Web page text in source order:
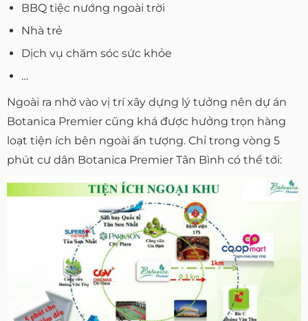
BBQ tiệc nướng ngoài trời
Nhà trẻ
Dịch vụ chăm sóc sức khỏe
…
Ngoài ra nhờ vào vị trí xây dựng lý tưởng nên dự án
Botanica Premier cũng khá được hưởng trọn hàng
loạt tiện ích bên ngoài ấn tượng. Chỉ trong vòng 5
phút cư dân Botanica Premier Tân Bình có thể tới: